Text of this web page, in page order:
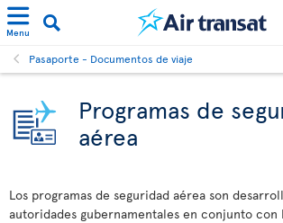
Menu
Pasaporte - Documentos de viaje
Programas de
aérea
Los programas de seguridad aérea son
autoridades gubernamentales en conjunto con